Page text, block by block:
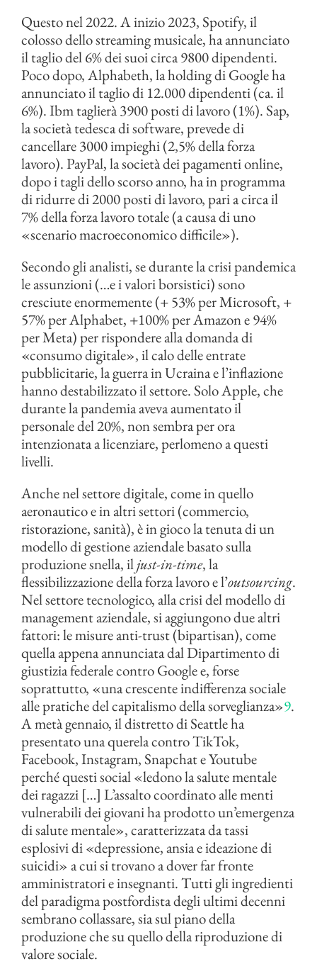
Questo nel 2022. A inizio 2023, Spotify, il
colosso dello streaming musicale, ha annunciato
il taglio del 6% dei suoi circa 9800 dipendenti.
Poco dopo, Alphabeth, la holding di Google ha
annunciato il taglio di 12.000 dipendenti (ca. il
6%). Ibm taglierà 3900 posti di lavoro (1%). Sap,
la società tedesca di software, prevede di
cancellare 3000 impieghi (2,5% della forza
lavoro). PayPal, la società dei pagamenti online,
dopo i tagli dello scorso anno, ha in programma
di ridurre di 2000 posti di lavoro, pari a circa il
7% della forza lavoro totale (a causa di uno
«scenario macroeconomico difficile»).
Secondo gli analisti, se durante la crisi pandemica
le assunzioni (…e i valori borsistici) sono
cresciute enormemente (+ 53% per Microsoft, +
57% per Alphabet, +100% per Amazon e 94%
per Meta) per rispondere alla domanda di
«consumo digitale», il calo delle entrate
pubblicitarie, la guerra in Ucraina e l’inflazione
hanno destabilizzato il settore. Solo Apple, che
durante la pandemia aveva aumentato il
personale del 20%, non sembra per ora
intenzionata a licenziare, perlomeno a questi
livelli.
Anche nel settore digitale, come in quello
aeronautico e in altri settori (commercio,
ristorazione, sanità), è in gioco la tenuta di un
modello di gestione aziendale basato sulla
produzione snella, iljust-in-time, la
flessibilizzazione della forza lavoro e l’outsourcing.
Nel settore tecnologico, alla crisi del modello di
management aziendale, si aggiungono due altri
fattori: le misure anti-trust (bipartisan), come
quella appena annunciata dal Dipartimento di
giustizia federale contro Google e, forse
soprattutto, «una crescente indifferenza sociale
alle pratiche del capitalismo della sorveglianza»9.
A metà gennaio, il distretto di Seattle ha
presentato una querela contro TikTok,
Facebook, Instagram, Snapchat e Youtube
perché questi social «ledono la salute mentale
dei ragazzi […] L’assalto coordinato alle menti
vulnerabili dei giovani ha prodotto un’emergenza
di salute mentale», caratterizzata da tassi
esplosivi di «depressione, ansia e ideazione di
suicidi» a cui si trovano a dover far fronte
amministratori e insegnanti. Tutti gli ingredienti
del paradigma postfordista degli ultimi decenni
sembrano collassare, sia sul piano della
produzione che su quello della riproduzione di
valore sociale.